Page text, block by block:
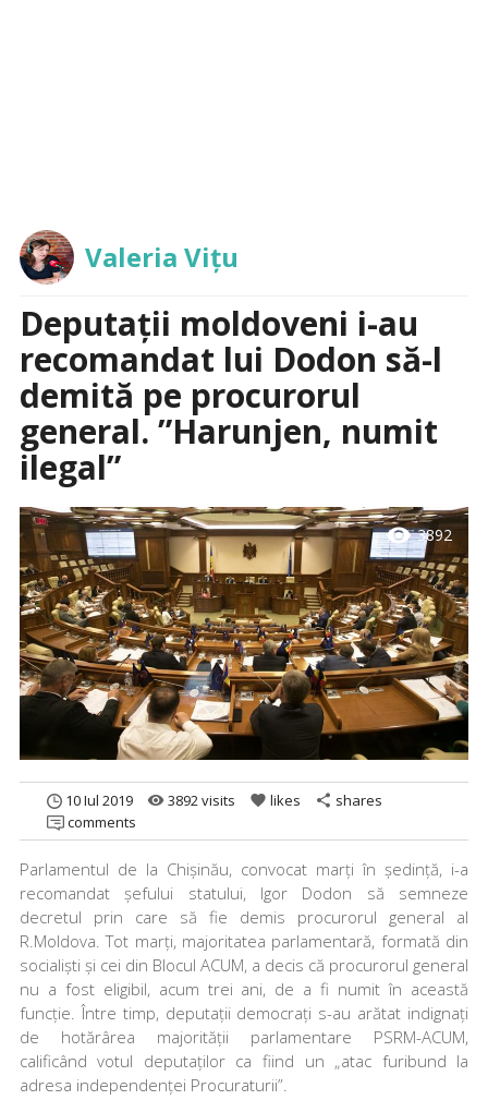
Valeria Vițu
Deputații moldoveni i-au
recomandat lui Dodon să-l
demită pe procurorul
general. ”Harunjen, numit
ilegal”
visibility 3892
10 Iul 2019 remove_red_eye 3892 visits favorite likes share shares
comments
Parlamentul de la Chișinău, convocat marți în ședință, i-a
recomandat șefului statului, Igor Dodon să semneze
decretul prin care să fie demis procurorul general al
R.Moldova. Tot marți, majoritatea parlamentară, formată din
socialiști și cei din Blocul ACUM, a decis că procurorul general
nu a fost eligibil, acum trei ani, de a fi numit în această
funcție. Între timp, deputații democrați s-au arătat indignați
de hotărârea majorității parlamentare PSRM-ACUM,
calificând votul deputaților ca fiind un „atac furibund la
adresa independenței Procuraturii”.